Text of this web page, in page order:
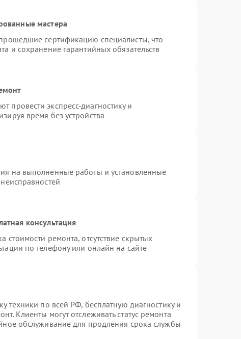
мастера
сертификацию специалисты, что
и сохранение гарантийных обязательств
провести экспресс-диагностику и
время без устройства
на выполненные работы и установленные
консультация
стоимости ремонта, отсутствие скрытых
по телефону или онлайн на сайте
техники по всей РФ, бесплатную диагностику и
Клиенты могут отслеживать статус ремонта
обслуживание для продления срока службы